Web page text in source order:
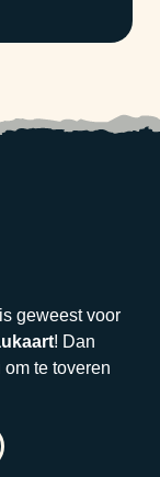
geweest voor
! Dan
te toveren